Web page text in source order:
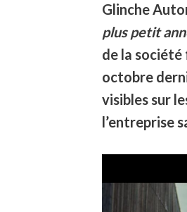
Glinche
plus petit
de la société
octobre
visibles sur
l’entreprise